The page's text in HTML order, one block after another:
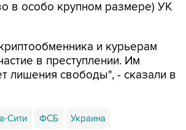
в особо крупном размере) УК
и курьерам
в преступлении. Им
лишения свободы", - сказали в
Сити ФСБ Украина